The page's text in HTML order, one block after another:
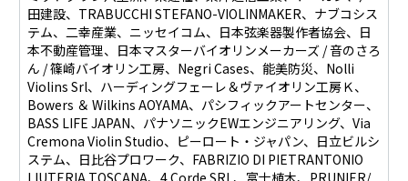
田建設、TRABUCCHI STEFANO-VIOLINMAKER、ナブコシス
テム、二幸産業、ニッセイコム、日本弦楽器製作者協会、日
本不動産管理、日本マスターバイオリンメーカーズ / 音のさろ
ん / 篠崎バイオリン工房、Negri Cases、能美防災、Nolli
Violins Srl、ハーディングフェーレ＆ヴァイオリン工房Ｋ、
Bowers ＆ Wilkins AOYAMA、パシフィックアートセンター、
BASS LIFE JAPAN、パナソニックEWエンジニアリング、Via
Cremona Violin Studio、ピーロート・ジャパン、日立ビルシ
ステム、日比谷プロワーク、FABRIZIO DI PIETRANTONIO
LIUTERIA TOSCANA、4 Corde SRL、富士植木、PRUNIER/